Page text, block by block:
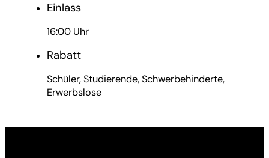
Einlass
16:00 Uhr
Rabatt
Schüler, Studierende, Schwerbehinderte,
Erwerbslose